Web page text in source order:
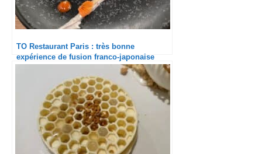
TO Restaurant Paris : très bonne
expérience de fusion franco-japonaise